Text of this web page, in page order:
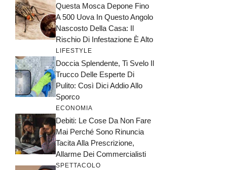
Questa Mosca Depone Fino
A 500 Uova In Questo Angolo
Nascosto Della Casa: Il
Rischio Di Infestazione È Alto
LIFESTYLE
Doccia Splendente, Ti Svelo Il
Trucco Delle Esperte Di
Pulito: Così Dici Addio Allo
Sporco
ECONOMIA
Debiti: Le Cose Da Non Fare
Mai Perché Sono Rinuncia
Tacita Alla Prescrizione,
Allarme Dei Commercialisti
SPETTACOLO